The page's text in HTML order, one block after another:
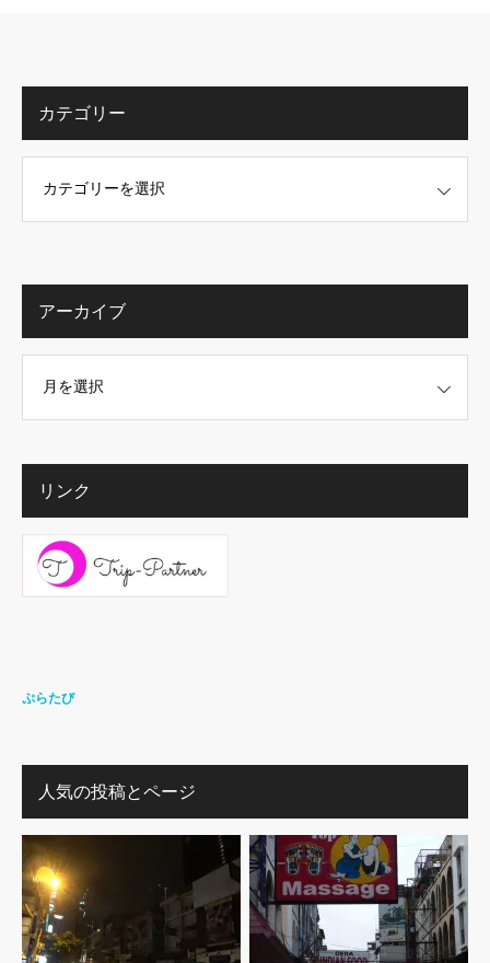
カテゴリー
アーカイブ
リンク
ぷらたび
人気の投稿とページ